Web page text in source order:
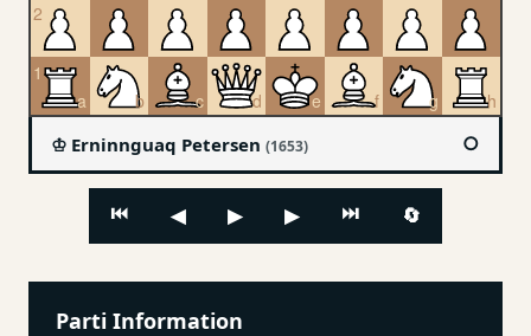
♔ Erninnguaq Petersen (1653) ○
⏮ ◀ ▶ ▶ ⏭ 🔄
Parti Information